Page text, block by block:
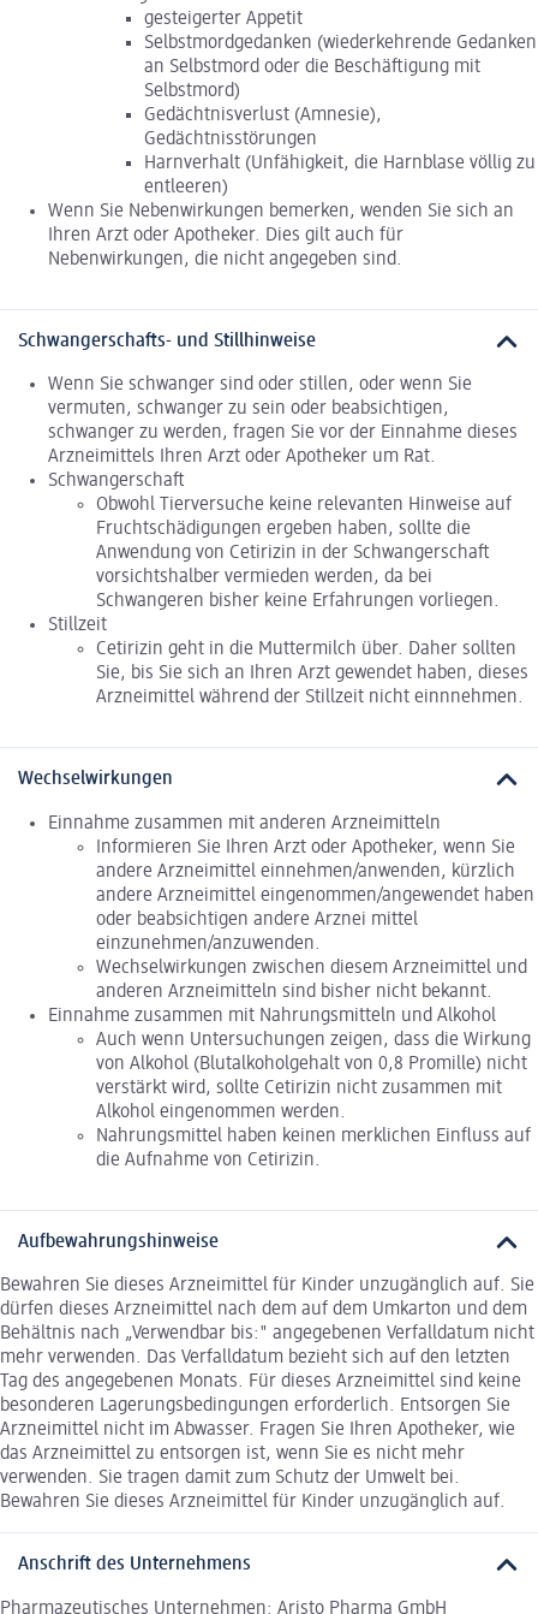
gesteigerter Appetit
Selbstmordgedanken (wiederkehrende Gedanken
an Selbstmord oder die Beschäftigung mit
Selbstmord)
Gedächtnisverlust (Amnesie),
Gedächtnisstörungen
Harnverhalt (Unfähigkeit, die Harnblase völlig zu
entleeren)
Wenn Sie Nebenwirkungen bemerken, wenden Sie sich an
Ihren Arzt oder Apotheker. Dies gilt auch für
Nebenwirkungen, die nicht angegeben sind.
Schwangerschafts- und Stillhinweise
Wenn Sie schwanger sind oder stillen, oder wenn Sie
vermuten, schwanger zu sein oder beabsichtigen,
schwanger zu werden, fragen Sie vor der Einnahme dieses
Arzneimittels Ihren Arzt oder Apotheker um Rat.
Schwangerschaft
Obwohl Tierversuche keine relevanten Hinweise auf
Fruchtschädigungen ergeben haben, sollte die
Anwendung von Cetirizin in der Schwangerschaft
vorsichtshalber vermieden werden, da bei
Schwangeren bisher keine Erfahrungen vorliegen.
Stillzeit
Cetirizin geht in die Muttermilch über. Daher sollten
Sie, bis Sie sich an Ihren Arzt gewendet haben, dieses
Arzneimittel während der Stillzeit nicht einnnehmen.
Wechselwirkungen
Einnahme zusammen mit anderen Arzneimitteln
Informieren Sie Ihren Arzt oder Apotheker, wenn Sie
andere Arzneimittel einnehmen/anwenden, kürzlich
andere Arzneimittel eingenommen/angewendet haben
oder beabsichtigen andere Arznei mittel
einzunehmen/anzuwenden.
Wechselwirkungen zwischen diesem Arzneimittel und
anderen Arzneimitteln sind bisher nicht bekannt.
Einnahme zusammen mit Nahrungsmitteln und Alkohol
Auch wenn Untersuchungen zeigen, dass die Wirkung
von Alkohol (Blutalkoholgehalt von 0,8 Promille) nicht
verstärkt wird, sollte Cetirizin nicht zusammen mit
Alkohol eingenommen werden.
Nahrungsmittel haben keinen merklichen Einfluss auf
die Aufnahme von Cetirizin.
Aufbewahrungshinweise
Bewahren Sie dieses Arzneimittel für Kinder unzugänglich auf. Sie
dürfen dieses Arzneimittel nach dem auf dem Umkarton und dem
Behältnis nach „Verwendbar bis:" angegebenen Verfalldatum nicht
mehr verwenden. Das Verfalldatum bezieht sich auf den letzten
Tag des angegebenen Monats. Für dieses Arzneimittel sind keine
besonderen Lagerungsbedingungen erforderlich. Entsorgen Sie
Arzneimittel nicht im Abwasser. Fragen Sie Ihren Apotheker, wie
das Arzneimittel zu entsorgen ist, wenn Sie es nicht mehr
verwenden. Sie tragen damit zum Schutz der Umwelt bei.
Bewahren Sie dieses Arzneimittel für Kinder unzugänglich auf.
Anschrift des Unternehmens
Pharmazeutisches Unternehmen: Aristo Pharma GmbH